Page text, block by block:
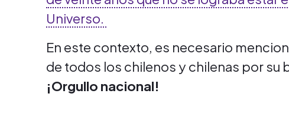
Universo.
En este contexto, es necesario
de todos los chilenos y chilenas por su
¡Orgullo nacional!